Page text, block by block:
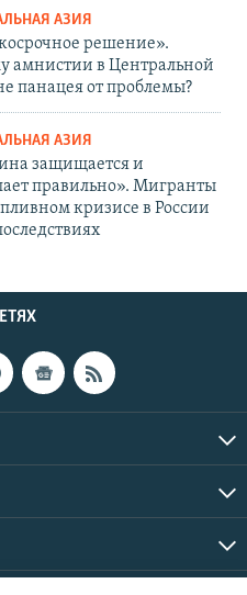
АЗИЯ
решение».
амнистии в Центральной
панацея от проблемы?
АЗИЯ
защищается и
правильно». Мигранты
кризисе в России